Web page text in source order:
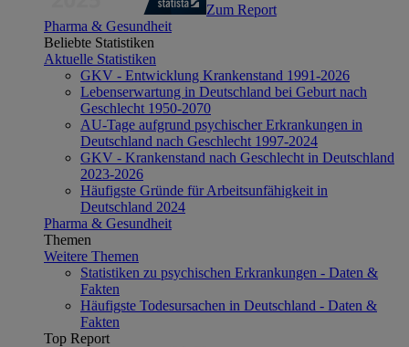
Zum Report
Pharma & Gesundheit
Beliebte Statistiken
Aktuelle Statistiken
GKV - Entwicklung Krankenstand 1991-2026
Lebenserwartung in Deutschland bei Geburt nach
Geschlecht 1950-2070
AU-Tage aufgrund psychischer Erkrankungen in
Deutschland nach Geschlecht 1997-2024
GKV - Krankenstand nach Geschlecht in Deutschland
2023-2026
Häufigste Gründe für Arbeitsunfähigkeit in
Deutschland 2024
Pharma & Gesundheit
Themen
Weitere Themen
Statistiken zu psychischen Erkrankungen - Daten &
Fakten
Häufigste Todesursachen in Deutschland - Daten &
Fakten
Top Report